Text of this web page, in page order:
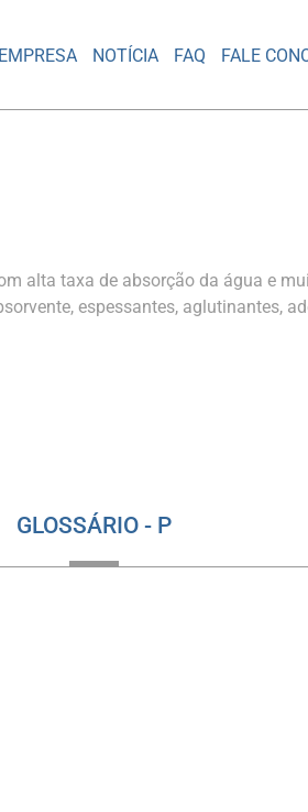
EMPRESA NOTÍCIA FAQ FALE
alta taxa de absorção da água e
espessantes, aglutinantes,
GLOSSÁRIO - P